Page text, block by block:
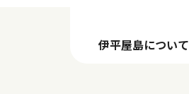
伊平屋島について